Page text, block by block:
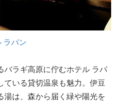
ラパン
ラギ高原に佇むホテル ラパ
ている貸切温泉も魅力。伊豆
は、森から届く緑や陽光を